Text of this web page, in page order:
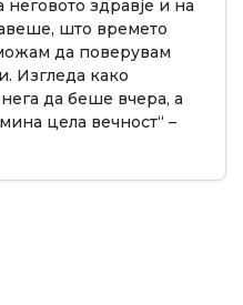
здравје и на
што времето
да поверувам
Изгледа како
да беше вчера, а
цела вечност“ –